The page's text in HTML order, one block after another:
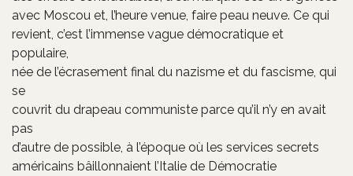
avec Moscou et, l’heure venue, faire peau neuve. Ce qui
revient, c’est l’immense vague démocratique et
populaire,
née de l’écrasement final du nazisme et du fascisme, qui
se
couvrit du drapeau communiste parce qu’il n’y en avait
pas
d’autre de possible, à l’époque où les services secrets
américains bâillonnaient l’Italie de Démocratie